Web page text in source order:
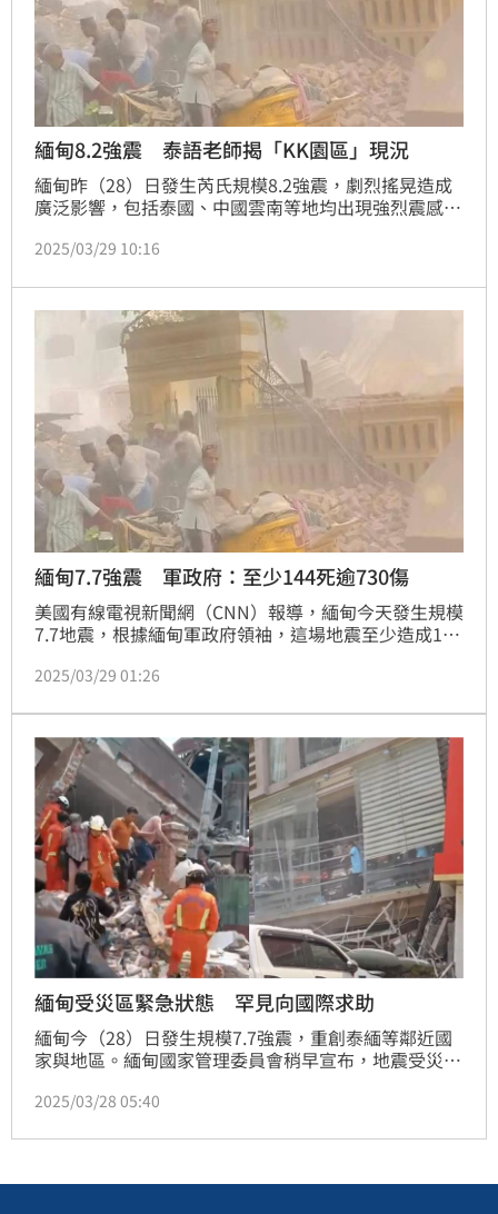
緬甸8.2強震 泰語老師揭「KK園區」現況
緬甸昨（28）日發生芮氏規模8.2強震，劇烈搖晃造成
廣泛影響，包括泰國、中國雲南等地均出現強烈震感。
況，他直呼「當地人也是受害者」，因緬甸國內動盪不
遇難時，還要擔心在緬甸的家人失聯。
2025/03/29 10:16
緬甸7.7強震 軍政府：至少144死逾730傷
美國有線電視新聞網（CNN）報導，緬甸今天發生規模
7.7地震，根據緬甸軍政府領袖，這場地震至少造成144
2025/03/29 01:26
緬甸受災區緊急狀態 罕見向國際求助
緬甸今（28）日發生規模7.7強震，重創泰緬等鄰近國
家與地區。緬甸國家管理委員會稍早宣布，地震受災嚴
2025/03/28 05:40